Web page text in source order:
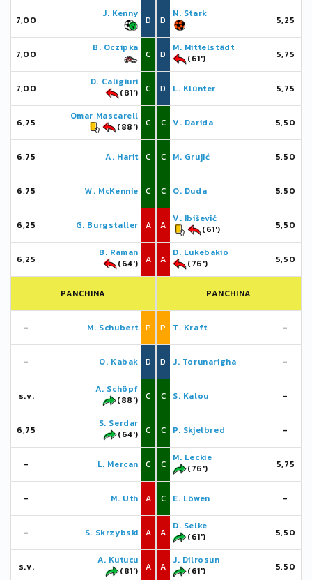
7,00
J. Kenny
D
7,00
B. Oczipka
C
7,00
D. Caligiuri
(81')
C
6,75
Omar Mascarell
(88')
C
6,75 A. Harit C
6,75 W. McKennie C
6,25 G. Burgstaller A
6,25
B. Raman
(64')
A
PANCHINA
- M. Schubert P
- O. Kabak D
s.v.
A. Schöpf
(88')
C
6,75
S. Serdar
(64')
C
- L. Mercan C
- M. Uth A
- S. Skrzybski A
s.v.
A. Kutucu
(81')
A
D
N. Stark
5,25
D
M. Mittelstädt
(61')
5,75
D L. Klünter 5,75
C V. Darida 5,50
C M. Grujić 5,50
C O. Duda 5,50
A
V. Ibišević
(61')
5,50
A
D. Lukebakio
(76')
5,50
PANCHINA
P T. Kraft -
D J. Torunarigha -
C S. Kalou -
C P. Skjelbred -
C
M. Leckie
(76')
5,75
C E. Löwen -
A
D. Selke
(61')
5,50
A
J. Dilrosun
(61')
5,50